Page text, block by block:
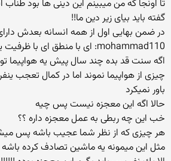
تا اونجا كه من میبینم این دینی ها بود
گفته باید بیای زیر دین ما!!
در ضمن بهایی اول از همه انسانه بعدش
mohammad110: ای با منطق ای با ظرفیت یه سوال
اگه سنت قد بده چند سال پیش یه هواپیما
چیزی از هواپیما نموند اما در کمال تعجب
باور نمیکرد
حالا اگه این معجزه نیست پس چیه
خب این چه ربطی به عمل معجزه داره ؟؟
هر چیزی كه از نظر شما عجیب باشه پس
مثل این میمونه یه ماشین تصادف كرده